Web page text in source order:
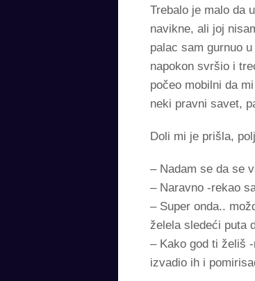
Trebalo je malo da
navikne, ali joj
palac sam gurnuo
napokon svršio i
počeo mobilni da
neki pravni savet,
Doli mi je prišla,
– Nadam se da se
– Naravno -rekao
– Super onda..
želela sledeći puta
– Kako god ti želiš
izvadio ih i